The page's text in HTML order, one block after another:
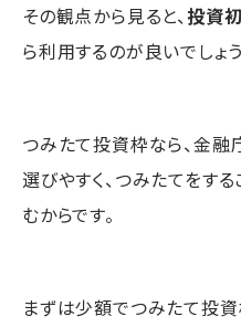
その観点から見ると、投資
ら利用するのが良いでしょう
つみたて投資枠なら、金融
選びやすく、つみたてをする
むからです。
まずは少額でつみたて投